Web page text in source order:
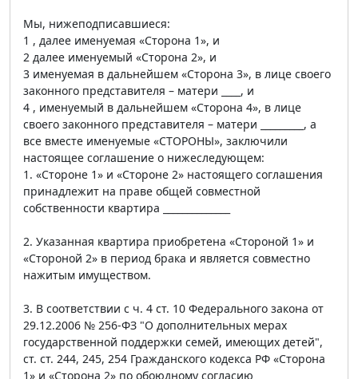
Мы, нижеподписавшиеся:
1 , далее именуемая «Сторона 1», и
2 далее именуемый «Сторона 2», и
3 именуемая в дальнейшем «Сторона 3», в лице своего
законного представителя – матери ____, и
4 , именуемый в дальнейшем «Сторона 4», в лице
своего законного представителя – матери _________, а
все вместе именуемые «СТОРОНЫ», заключили
настоящее соглашение о нижеследующем:
1. «Стороне 1» и «Стороне 2» настоящего соглашения
принадлежит на праве общей совместной
собственности квартира ______________
2. Указанная квартира приобретена «Стороной 1» и
«Стороной 2» в период брака и является совместно
нажитым имуществом.
3. В соответствии с ч. 4 ст. 10 Федерального закона от
29.12.2006 № 256-ФЗ "О дополнительных мерах
государственной поддержки семей, имеющих детей",
ст. ст. 244, 245, 254 Гражданского кодекса РФ «Сторона
1» и «Сторона 2» по обоюдному согласию